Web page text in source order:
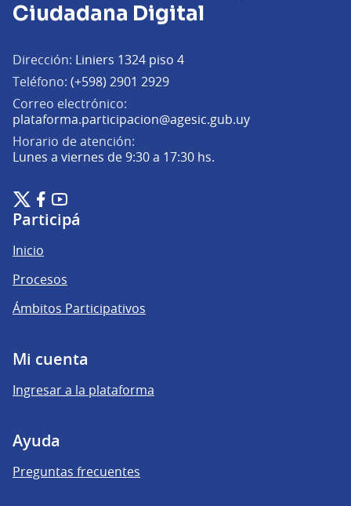
Ciudadana Digital
Dirección: Liniers 1324 piso 4
Teléfono: (+598) 2901 2929
Correo electrónico:
plataforma.participacion@agesic.gub.uy(Abrir en una
Horario de atención:
Lunes a viernes de 9:30 a 17:30 hs.
Plataforma de Participación Ciudadana Digital en X
(Enlace externo)
Plataforma de Participación Ciudadana Digital en Facebook
(Enlace externo)
Plataforma de Participación Ciudadana Digital en
(Enlace externo)
Participá
Inicio
Procesos
Ámbitos Participativos
Mi cuenta
Ingresar a la plataforma
Ayuda
Preguntas frecuentes